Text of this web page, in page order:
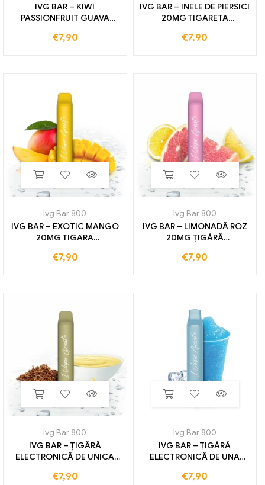
IVG BAR – KIWI
PASSIONFRUIT GUAVA
ELECTRONICĂ DE UNA
€7,90
IVG BAR – INELE DE PIERSICI
20MG TIGARETA
unica folosinta 800
€7,90
Ivg Bar 800
IVG BAR – EXOTIC MANGO
20MG TIGARA
unica folosinta 800
€7,90
Ivg Bar 800
IVG BAR – LIMONADĂ ROZ
20MG ȚIGĂRĂ
UTILIZARE 800 TRENURI
€7,90
Ivg Bar 800
IVG BAR – ȚIGĂRĂ
ELECTRONICĂ DE UNICA
VANILIE 800 TRENURI
€7,90
Ivg Bar 800
IVG BAR – ȚIGĂRĂ
ELECTRONICĂ DE UNA
ICE 20MG 800 TRENURI
€7,90